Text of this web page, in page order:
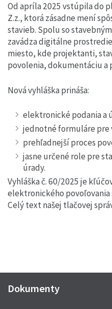
Od apríla 2025 vstúpila do
Z.z., ktorá zásadne mení
stavieb. Spolu so
zavádza digitálne
miesto, kde projektanti,
povolenia, dokumentáciu a
Nová vyhláška prináša:
elektronické podania a
jednotné formuláre pre
prehľadnejší proces
jasne určené role pre
úrady.
Vyhláška č. 60/2025 je
elektronického povoľovania
Celý text našej tlačovej
Dokumenty